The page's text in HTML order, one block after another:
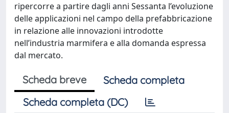
ripercorre a partire dagli anni Sessanta l’evoluzione
delle applicazioni nel campo della prefabbricazione
in relazione alle innovazioni introdotte
nell’industria marmifera e alla domanda espressa
dal mercato.
Scheda breve
Scheda completa
Scheda completa (DC)